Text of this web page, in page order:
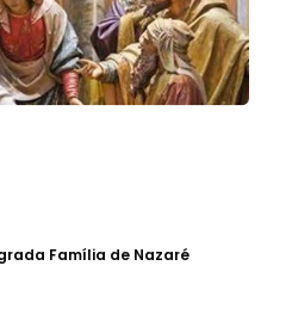
Família de Nazaré